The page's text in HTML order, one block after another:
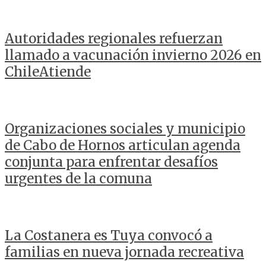
Autoridades regionales refuerzan
llamado a vacunación invierno 2026 en
ChileAtiende
Organizaciones sociales y municipio
de Cabo de Hornos articulan agenda
conjunta para enfrentar desafíos
urgentes de la comuna
La Costanera es Tuya convocó a
familias en nueva jornada recreativa